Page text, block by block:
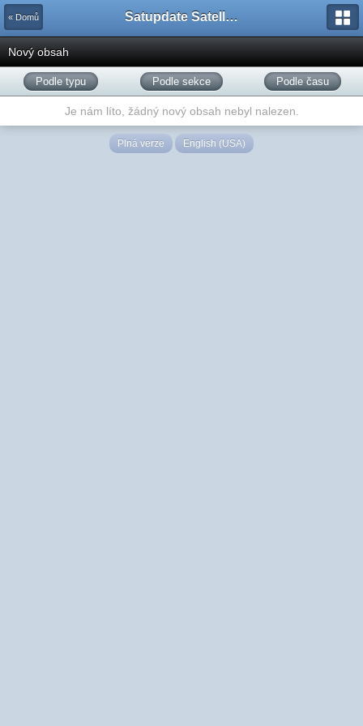
« Domů Satupdate Satellite Support Project
Nový obsah
Podle typu Podle sekce Podle času
Je nám líto, žádný nový obsah nebyl nalezen.
Plná verze English (USA)